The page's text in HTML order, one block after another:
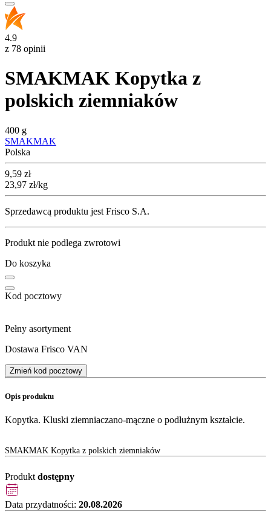
4.9
z 78 opinii
SMAKMAK Kopytka z
polskich ziemniaków
400 g
SMAKMAK
Polska
Cena
9,59 zł
23,97 zł/kg
Sprzedawcą produktu jest Frisco S.A.
Produkt nie podlega zwrotowi
Do koszyka
Kod pocztowy
Pełny asortyment
Dostawa Frisco VAN
Zmień kod pocztowy
Opis produktu
Kopytka. Kluski ziemniaczano-mączne o podłużnym kształcie.
SMAKMAK Kopytka z polskich ziemniaków
Produkt dostępny
Data przydatności: 20.08.2026